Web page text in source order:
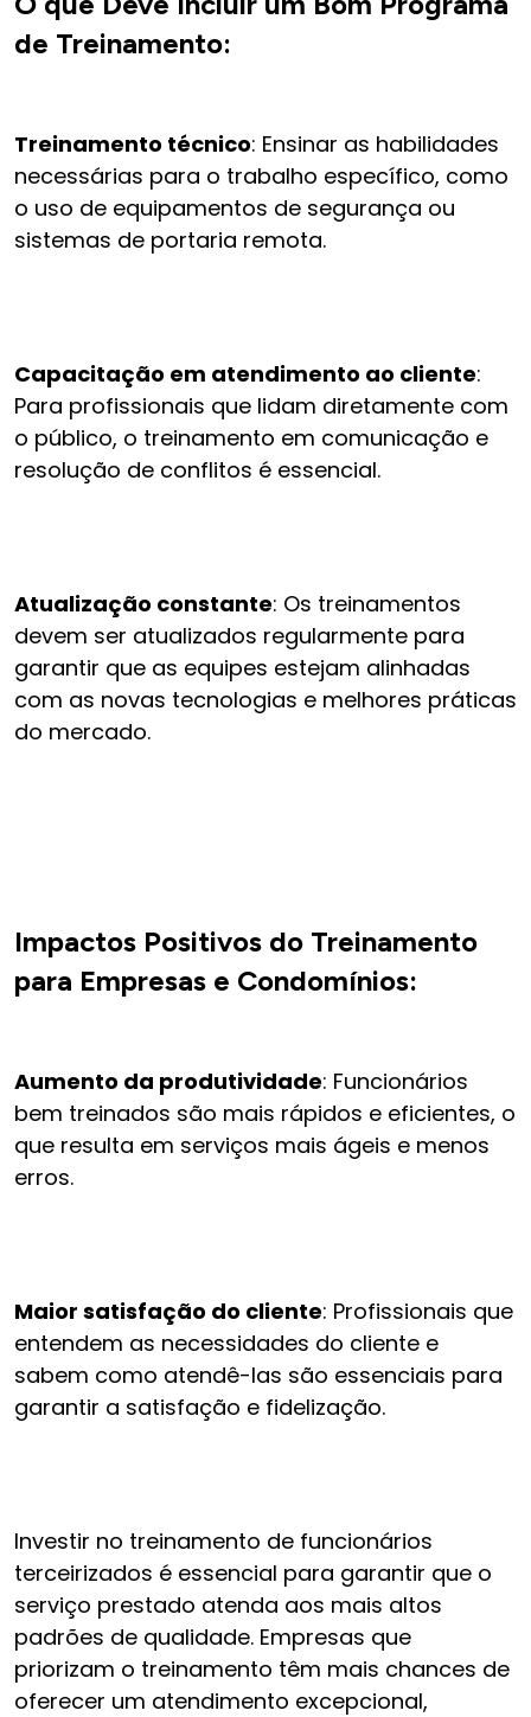
de Treinamento:
Treinamento técnico: Ensinar as habilidades
necessárias para o trabalho específico, como
o uso de equipamentos de segurança ou
sistemas de portaria remota.
Capacitação em atendimento ao cliente:
Para profissionais que lidam diretamente com
o público, o treinamento em comunicação e
resolução de conflitos é essencial.
Atualização constante: Os treinamentos
devem ser atualizados regularmente para
garantir que as equipes estejam alinhadas
com as novas tecnologias e melhores práticas
do mercado.
Impactos Positivos do Treinamento
para Empresas e Condomínios:
Aumento da produtividade: Funcionários
bem treinados são mais rápidos e eficientes, o
que resulta em serviços mais ágeis e menos
erros.
Maior satisfação do cliente: Profissionais que
entendem as necessidades do cliente e
sabem como atendê-las são essenciais para
garantir a satisfação e fidelização.
Investir no treinamento de funcionários
terceirizados é essencial para garantir que o
serviço prestado atenda aos mais altos
padrões de qualidade. Empresas que
priorizam o treinamento têm mais chances de
oferecer um atendimento excepcional,